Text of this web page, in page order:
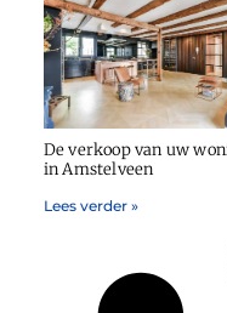
De verkoop van uw
in Amstelveen
Lees verder »